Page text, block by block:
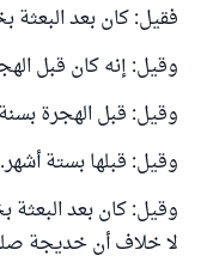
فقيل: كان بعد البعثة
وقيل: إنه كان قبل
وقيل: قبل الهجرة
وقيل: قبلها بستة أشهر.
وقيل: كان بعد
لا خلاف أن خديجة